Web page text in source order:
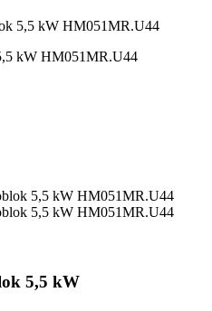
5,5 kW HM051MR.U44
5,5 kW